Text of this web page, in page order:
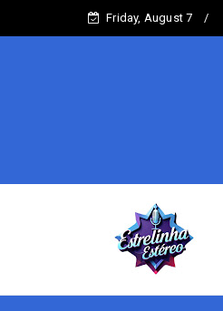
Friday, August 7